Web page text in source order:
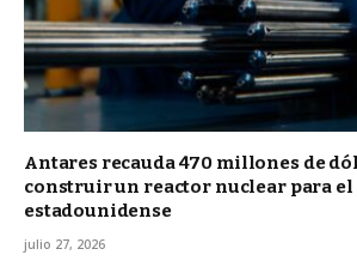
Antares recauda 470 millones de
construir un reactor nuclear para el
estadounidense
julio 27, 2026